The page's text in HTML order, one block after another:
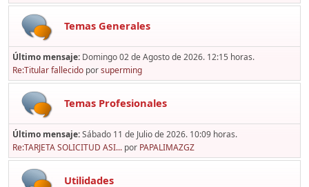
Temas Generales
Último mensaje: Domingo 02 de Agosto de 2026. 12:15 horas.
Re:Titular fallecido porsuperming
Temas Profesionales
Último mensaje:Sábado 11 de Julio de 2026. 10:09 horas.
Re:TARJETA SOLICITUD ASI... por PAPALIMAZGZ
Utilidades